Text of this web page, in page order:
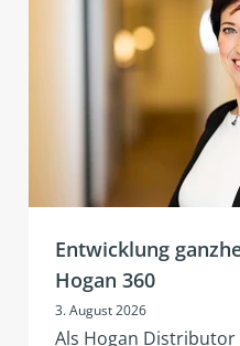
Entwicklung
Hogan 360
3. August 2026
Als Hogan